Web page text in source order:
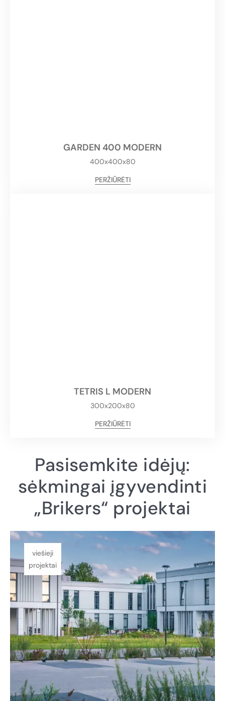
GARDEN 400 MODERN
400x400x80
PERŽIŪRĖTI
TETRIS L MODERN
300x200x80
PERŽIŪRĖTI
Pasisemkite idėjų:
sėkmingai įgyvendinti
„Brikers“ projektai
viešieji
projektai